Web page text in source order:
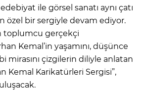
ile görsel sanatı aynı çatı
özel bir sergiyle devam ediyor.
toplumcu gerçekçi
Kemal’in yaşamını, düşünce
mirasını çizgilerin diliyle anlatan
Kemal Karikatürleri Sergisi”,